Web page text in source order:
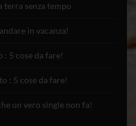
terra senza tempo
in vacanza!
: 5 cose da fare!
: 5 cose da fare!
un vero single non fa!